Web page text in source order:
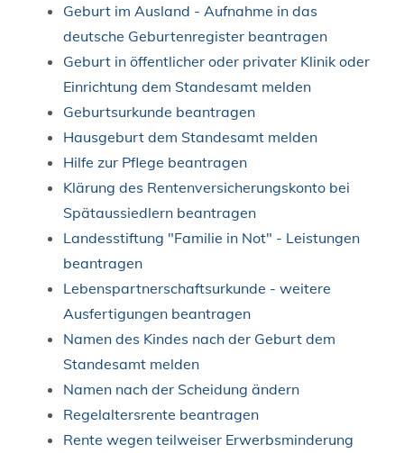
Geburt im Ausland - Aufnahme in das
deutsche Geburtenregister beantragen
Geburt in öffentlicher oder privater Klinik oder
Einrichtung dem Standesamt melden
Geburtsurkunde beantragen
Hausgeburt dem Standesamt melden
Hilfe zur Pflege beantragen
Klärung des Rentenversicherungskonto bei
Spätaussiedlern beantragen
Landesstiftung "Familie in Not" - Leistungen
beantragen
Lebenspartnerschaftsurkunde - weitere
Ausfertigungen beantragen
Namen des Kindes nach der Geburt dem
Standesamt melden
Namen nach der Scheidung ändern
Regelaltersrente beantragen
Rente wegen teilweiser Erwerbsminderung